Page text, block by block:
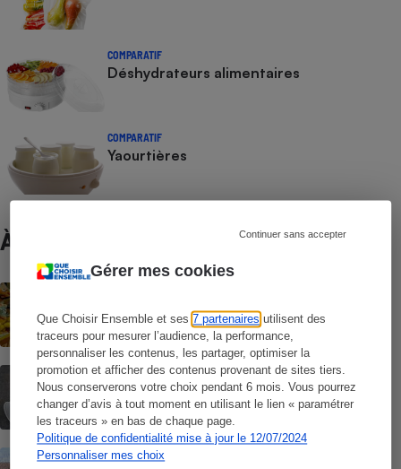
Gérer mes cookies
Que Choisir Ensemble et ses7 partenaires utilisent des
traceurs pour mesurer l’audience, la performance,
personnaliser les contenus, les partager, optimiser la
promotion et afficher des contenus provenant de sites tiers.
Nous conserverons votre choix pendant 6 mois. Vous pourrez
changer d’avis à tout moment en utilisant le lien « paramétrer
les traceurs » en bas de chaque page.
Politique de confidentialité mise à jour le 12/07/2024
Personnaliser mes choix
Continuer sans accepter
COMPARATIF
Déshydrateurs alimentaires
COMPARATIF
Yaourtières
À ne pas manquer
Plastique - Les pratiques n’évoluent pas
ACTUALITÉ
Gobelets jetables en plastique - Leur
interdiction repoussée de 4 ans
ENQUÊTE